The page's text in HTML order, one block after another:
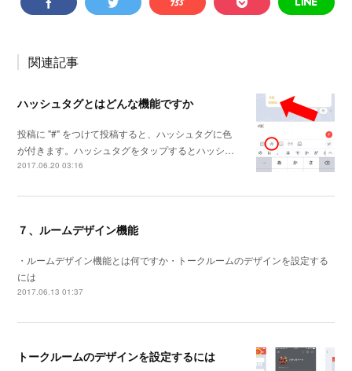
関連記事
ハッシュタグとはどんな機能ですか
投稿に "#" をつけて投稿すると、ハッシュタグに色
が付きます。ハッシュタグをタップするとハッシ…
2017.06.20 03:16
７、ルームデザイン機能
・ルームデザイン機能とは何ですか・トークルームのデザインを設定する
には
2017.06.13 01:37
トークルームのデザインを設定するには